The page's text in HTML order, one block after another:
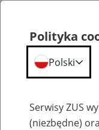
Polityka
Polski
Serwisy ZUS
(niezbędne)